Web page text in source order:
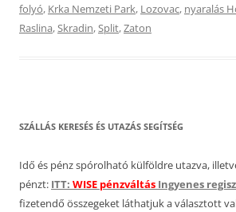
folyó, Krka Nemzeti Park, Lozovac, nyaralás
Raslina,Skradin,Split,Zaton
SZÁLLÁS KERESÉS ÉS UTAZÁS SEGÍTSÉG
Idő és pénz spórolható külföldre utazva,
pénzt: ITT: WISE pénzváltás Ingyenes
fizetendő összegeket láthatjuk a választott